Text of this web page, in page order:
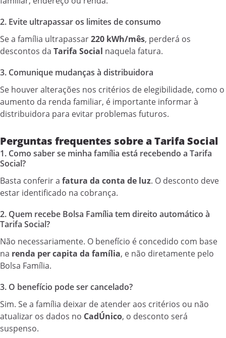
2. Evite ultrapassar os limites de consumo
Se a família ultrapassar220 kWh/mês, perderá os
descontos da Tarifa Social naquela fatura.
3. Comunique mudanças à distribuidora
Se houver alterações nos critérios de elegibilidade, como o
aumento da renda familiar, é importante informar à
distribuidora para evitar problemas futuros.
Perguntas frequentes sobre a Tarifa Social
1. Como saber se minha família está recebendo a Tarifa
Social?
Basta conferir a fatura da conta de luz. O desconto deve
estar identificado na cobrança.
2. Quem recebe Bolsa Família tem direito automático à
Tarifa Social?
Não necessariamente. O benefício é concedido com base
na renda per capita da família, e não diretamente pelo
Bolsa Família.
3. O benefício pode ser cancelado?
Sim. Se a família deixar de atender aos critérios ou não
atualizar os dados no CadÚnico, o desconto será
suspenso.